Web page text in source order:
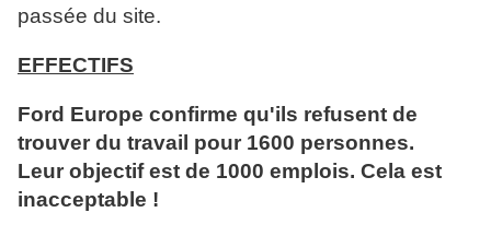
passée du site.
EFFECTIFS
Ford Europe confirme qu'ils refusent de
trouver du travail pour 1600 personnes.
Leur objectif est de 1000 emplois. Cela est
inacceptable !